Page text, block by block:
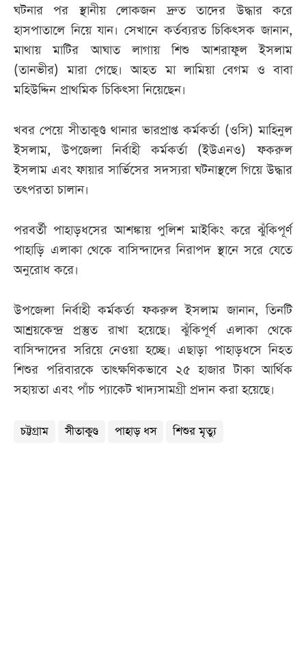
ঘটনার পর স্থানীয় লোকজন দ্রুত তাদের উদ্ধার করে
হাসপাতালে নিয়ে যান। সেখানে কর্তব্যরত চিকিৎসক জানান,
মাথায় মাটির আঘাত লাগায় শিশু আশরাফুল ইসলাম
(তানভীর) মারা গেছে। আহত মা লামিয়া বেগম ও বাবা
মহিউদ্দিন প্রাথমিক চিকিৎসা নিয়েছেন।
খবর পেয়ে সীতাকুণ্ড থানার ভারপ্রাপ্ত কর্মকর্তা (ওসি) মাহিনুল
ইসলাম, উপজেলা নির্বাহী কর্মকর্তা (ইউএনও) ফকরুল
ইসলাম এবং ফায়ার সার্ভিসের সদস্যরা ঘটনাস্থলে গিয়ে উদ্ধার
তৎপরতা চালান।
পরবর্তী পাহাড়ধসের আশঙ্কায় পুলিশ মাইকিং করে ঝুঁকিপূর্ণ
পাহাড়ি এলাকা থেকে বাসিন্দাদের নিরাপদ স্থানে সরে যেতে
অনুরোধ করে।
উপজেলা নির্বাহী কর্মকর্তা ফকরুল ইসলাম জানান, তিনটি
আশ্রয়কেন্দ্র প্রস্তুত রাখা হয়েছে। ঝুঁকিপূর্ণ এলাকা থেকে
বাসিন্দাদের সরিয়ে নেওয়া হচ্ছে। এছাড়া পাহাড়ধসে নিহত
শিশুর পরিবারকে তাৎক্ষণিকভাবে ২৫ হাজার টাকা আর্থিক
সহায়তা এবং পাঁচ প্যাকেট খাদ্যসামগ্রী প্রদান করা হয়েছে।
চট্টগ্রাম সীতাকুণ্ড পাহাড় ধস শিশুর মৃত্যু